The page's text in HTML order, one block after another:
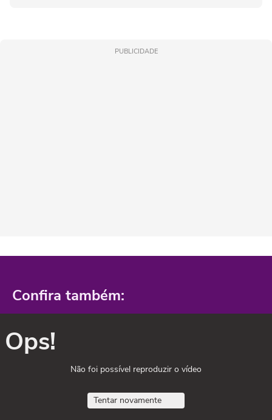
PUBLICIDADE
Confira também:
Ops!
Não foi possível reproduzir o vídeo
Tentar novamente